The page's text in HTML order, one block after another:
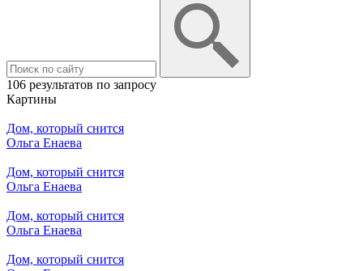
106 результатов по запросу
Картины
Дом, который снится
Ольга Енаева
Дом, который снится
Ольга Енаева
Дом, который снится
Ольга Енаева
Дом, который снится